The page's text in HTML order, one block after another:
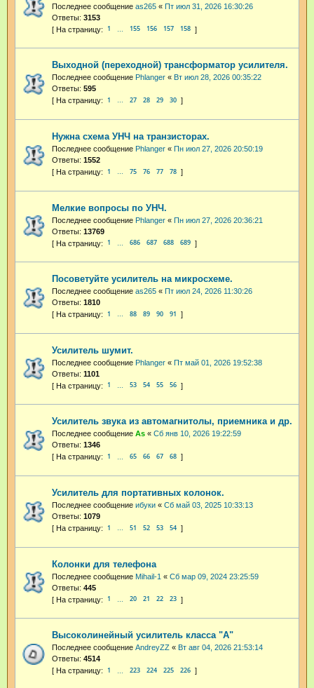
Последнее сообщение as265 « Пт июл 31, 2026 16:30:26
Ответы: 3153
1 155 156 157 158
Выходной (переходной) трансформатор усилителя.
Последнее сообщение Phlanger « Вт июл 28, 2026 00:35:22
Ответы: 595
1 … 27 28 29 30
Нужна схема УНЧ на транзисторах.
Последнее сообщение Phlanger « Пн июл 27, 2026 20:50:19
Ответы: 1552
1 … 75 76 77 78
Мелкие вопросы по УНЧ.
Последнее сообщение Phlanger « Пн июл 27, 2026 20:36:21
Ответы: 13769
1 686 687 688 689
Посоветуйте усилитель на микросхеме.
Последнее сообщение as265 « Пт июл 24, 2026 11:30:26
Ответы: 1810
1 … 88 89 90 91
Усилитель шумит.
Последнее сообщение Phlanger « Пт май 01, 2026 19:52:38
Ответы: 1101
1 53 54 55 56
Усилитель звука из автомагнитолы, приемника и др.
Последнее сообщение As « Сб янв 10, 2026 19:22:59
Ответы: 1346
1 65 66 67 68
Усилитель для портативных колонок.
Последнее сообщение ибуки « Сб май 03, 2025 10:33:13
Ответы: 1079
1 … 51 52 53 54
Колонки для телефона
Последнее сообщение Mihail-1 « Сб мар 09, 2024 23:25:59
Ответы: 445
1 20 21 22 23
Высоколинейный усилитель класса "А"
Последнее сообщение AndreyZZ « Вт авг 04, 2026 21:53:14
Ответы: 4514
1 223 224 225 226